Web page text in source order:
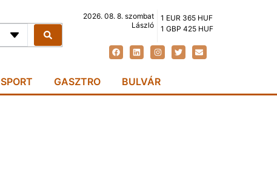
2026. 08. 8. szombat
László
1 EUR 365 HUF
1 GBP 425 HUF
SPORT GASZTRO BULVÁR